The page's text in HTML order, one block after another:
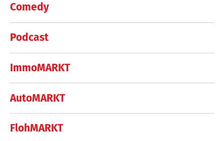
Comedy
Podcast
ImmoMARKT
AutoMARKT
FlohMARKT